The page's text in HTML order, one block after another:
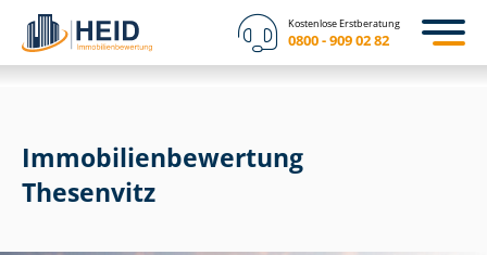
Kostenlose Erstberatung
0800 - 909 02 82
Immobilien­bewertung
Thesenvitz